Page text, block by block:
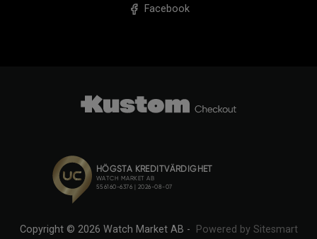
Facebook
Copyright © 2026 Watch Market AB - Powered by Sitesmart